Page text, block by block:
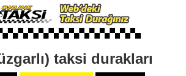
taksi durakları